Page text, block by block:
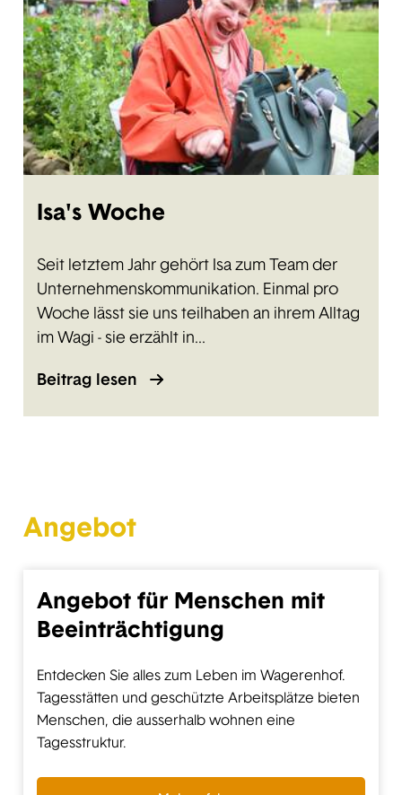
Isa's Woche
Seit letztem Jahr gehört Isa zum Team der
Unternehmenskommunikation. Einmal pro
Woche lässt sie uns teilhaben an ihrem Alltag
im Wagi - sie erzählt in...
Beitrag lesen
Angebot
Angebot für Menschen mit
Beeinträchtigung
Entdecken Sie alles zum Leben im Wagerenhof.
Tagesstätten und geschützte Arbeitsplätze bieten
Menschen, die ausserhalb wohnen eine
Tagesstruktur.